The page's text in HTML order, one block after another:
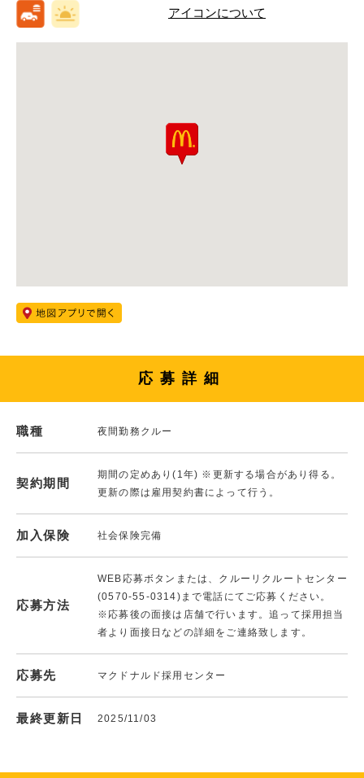
アイコンについて
応募詳細
職種 夜間勤務クルー
契約期間
期間の定めあり(1年) ※更新する場合があり得る。
更新の際は雇用契約書によって行う。
加入保険 社会保険完備
応募方法
WEB応募ボタンまたは、クルーリクルートセンター
(0570-55-0314)まで電話にてご応募ください。
※応募後の面接は店舗で行います。追って採用担当
者より面接日などの詳細をご連絡致します。
応募先 マクドナルド採用センター
最終更新日 2025/11/03